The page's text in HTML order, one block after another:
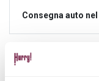
Consegna auto
Consulenza